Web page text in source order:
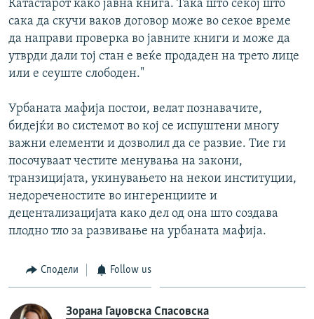
Катастарот како јавна книга. Така што секој што
сака да скучи ваков договор може во секое време
да направи проверка во јавните книги и може да
утврди дали тој стан е веќе продаден на трето лице
или е сеуште слободен."
Урбаната мафија постои, велат познавачите,
бидејќи во системот во кој се испуштени многу
важни елементи и дозволил да се развие. Тие ги
посочуваат честите менувања на закони,
транзицијата, укинувањето на некои институции,
недореченостите во ингеренциите и
децентализацијата како дел од она што создава
плодно тло за развивање на урбаната мафија.
Сподели Follow us
Зорана Гаџовска Спасовска